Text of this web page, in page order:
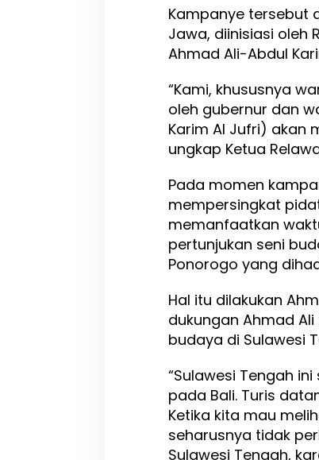
i
M
e
n
n
g
k
a
n
m
i
l
h
a
G
b
e
n
u
r
d
i
Kampanye tersebut
Jawa, diinisiasi oleh
Ahmad Ali-Abdul
“Kami, khususnya
oleh gubernur dan
Karim Al Jufri) akan
ungkap Ketua
Pada momen
mempersingkat
memanfaatkan
pertunjukan seni
Ponorogo yang
Hal itu dilakukan
dukungan Ahmad
budaya di Sulawesi
“Sulawesi Tengah
pada Bali. Turis
Ketika kita mau
seharusnya tidak
Sulawesi Tengah,